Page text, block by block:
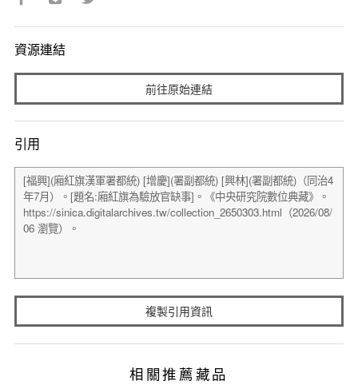
資源連結
前往原始連結
引用
複製引用資訊
相關推薦藏品